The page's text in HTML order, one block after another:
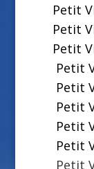
Petit
Petit
Petit
Petit
Petit
Petit
Petit
Petit
Petit